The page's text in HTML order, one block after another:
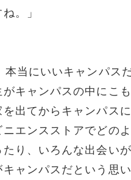
。」
当にいいキャンパス
キャンパスの中にこ
出てからキャンパス
エンスストアでどの
り、いろんな出会い
ャンパスだという思